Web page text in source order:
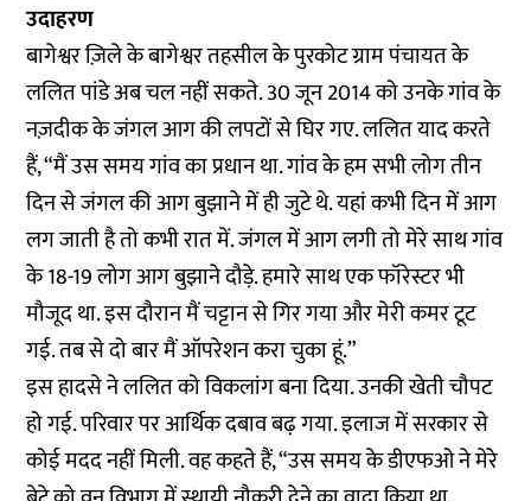
उदाहरण
बागेश्वर ज़िले के बागेश्वर तहसील के पुरकोट ग्राम पंचायत के
ललित पांडे अब चल नहीं सकते. 30 जून 2014 को उनके गांव के
नज़दीक के जंगल आग की लपटों से घिर गए. ललित याद करते
हैं, “मैं उस समय गांव का प्रधान था. गांव के हम सभी लोग तीन
दिन से जंगल की आग बुझाने में ही जुटे थे. यहां कभी दिन में आग
लग जाती है तो कभी रात में. जंगल में आग लगी तो मेरे साथ गांव
के 18-19 लोग आग बुझाने दौड़े. हमारे साथ एक फॉरेस्टर भी
मौजूद था. इस दौरान मैं चट्टान से गिर गया और मेरी कमर टूट
गई. तब से दो बार मैं ऑपरेशन करा चुका हूं.”
इस हादसे ने ललित को विकलांग बना दिया. उनकी खेती चौपट
हो गई. परिवार पर आर्थिक दबाव बढ़ गया. इलाज में सरकार से
कोई मदद नहीं मिली. वह कहते हैं, “उस समय के डीएफओ ने मेरे